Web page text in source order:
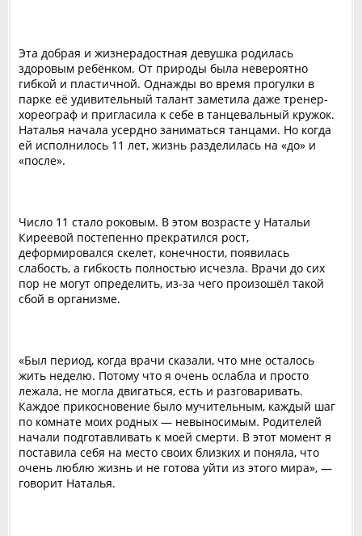
Эта добрая и жизнерадостная девушка родилась
здоровым ребёнком. От природы была невероятно
гибкой и пластичной. Однажды во время прогулки в
парке её удивительный талант заметила даже тренер-
хореограф и пригласила к себе в танцевальный кружок.
Наталья начала усердно заниматься танцами. Но когда
ей исполнилось 11 лет, жизнь разделилась на «до» и
«после».
Число 11 стало роковым. В этом возрасте у Натальи
Киреевой постепенно прекратился рост,
деформировался скелет, конечности, появилась
слабость, а гибкость полностью исчезла. Врачи до сих
пор не могут определить, из-за чего произошёл такой
сбой в организме.
«Был период, когда врачи сказали, что мне осталось
жить неделю. Потому что я очень ослабла и просто
лежала, не могла двигаться, есть и разговаривать.
Каждое прикосновение было мучительным, каждый шаг
по комнате моих родных — невыносимым. Родителей
начали подготавливать к моей смерти. В этот момент я
поставила себя на место своих близких и поняла, что
очень люблю жизнь и не готова уйти из этого мира», —
говорит Наталья.